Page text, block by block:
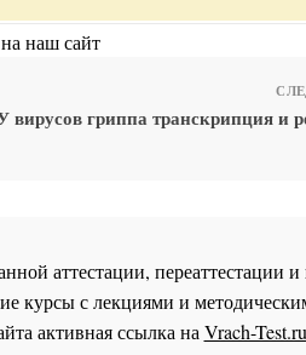
наш сайт
вирусов гриппа транскрипция и
аттестации,
курсы с лекциями и
активная ссылка на Vrach-Test.ru